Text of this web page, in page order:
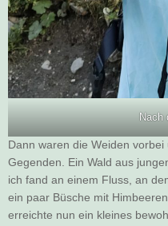
Nach
Dann waren die Weiden
Gegenden. Ein Wald aus
ich fand an einem Fluss, an
ein paar Büsche mit
erreichte nun ein kleines